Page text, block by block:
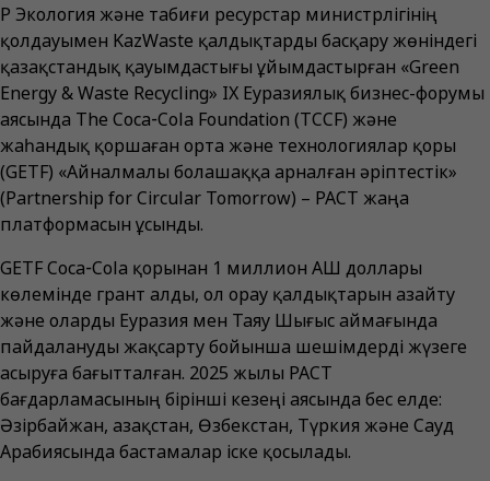
ҚР Экология және табиғи ресурстар министрлігінің
қолдауымен KazWaste қалдықтарды басқару жөніндегі
қазақстандық қауымдастығы ұйымдастырған «Green
Energy & Waste Recycling» IX Еуразиялық бизнес-форумы
аясында The Coca‑Cola Foundation (TCCF) және
жаһандық қоршаған орта және технологиялар қоры
(GETF) «Айналмалы болашаққа арналған әріптестік»
(Partnership for Circular Tomorrow) – PACT жаңа
платформасын ұсынды.
GETF Coca‑Cola қорынан 1 миллион АҚШ доллары
көлемінде грант алды, ол орау қалдықтарын азайту
және оларды Еуразия мен Таяу Шығыс аймағында
пайдалануды жақсарту бойынша шешімдерді жүзеге
асыруға бағытталған. 2025 жылы PACT
бағдарламасының бірінші кезеңі аясында бес елде:
Әзірбайжан, Қазақстан, Өзбекстан, Түркия және Сауд
Арабиясында бастамалар іске қосылады.